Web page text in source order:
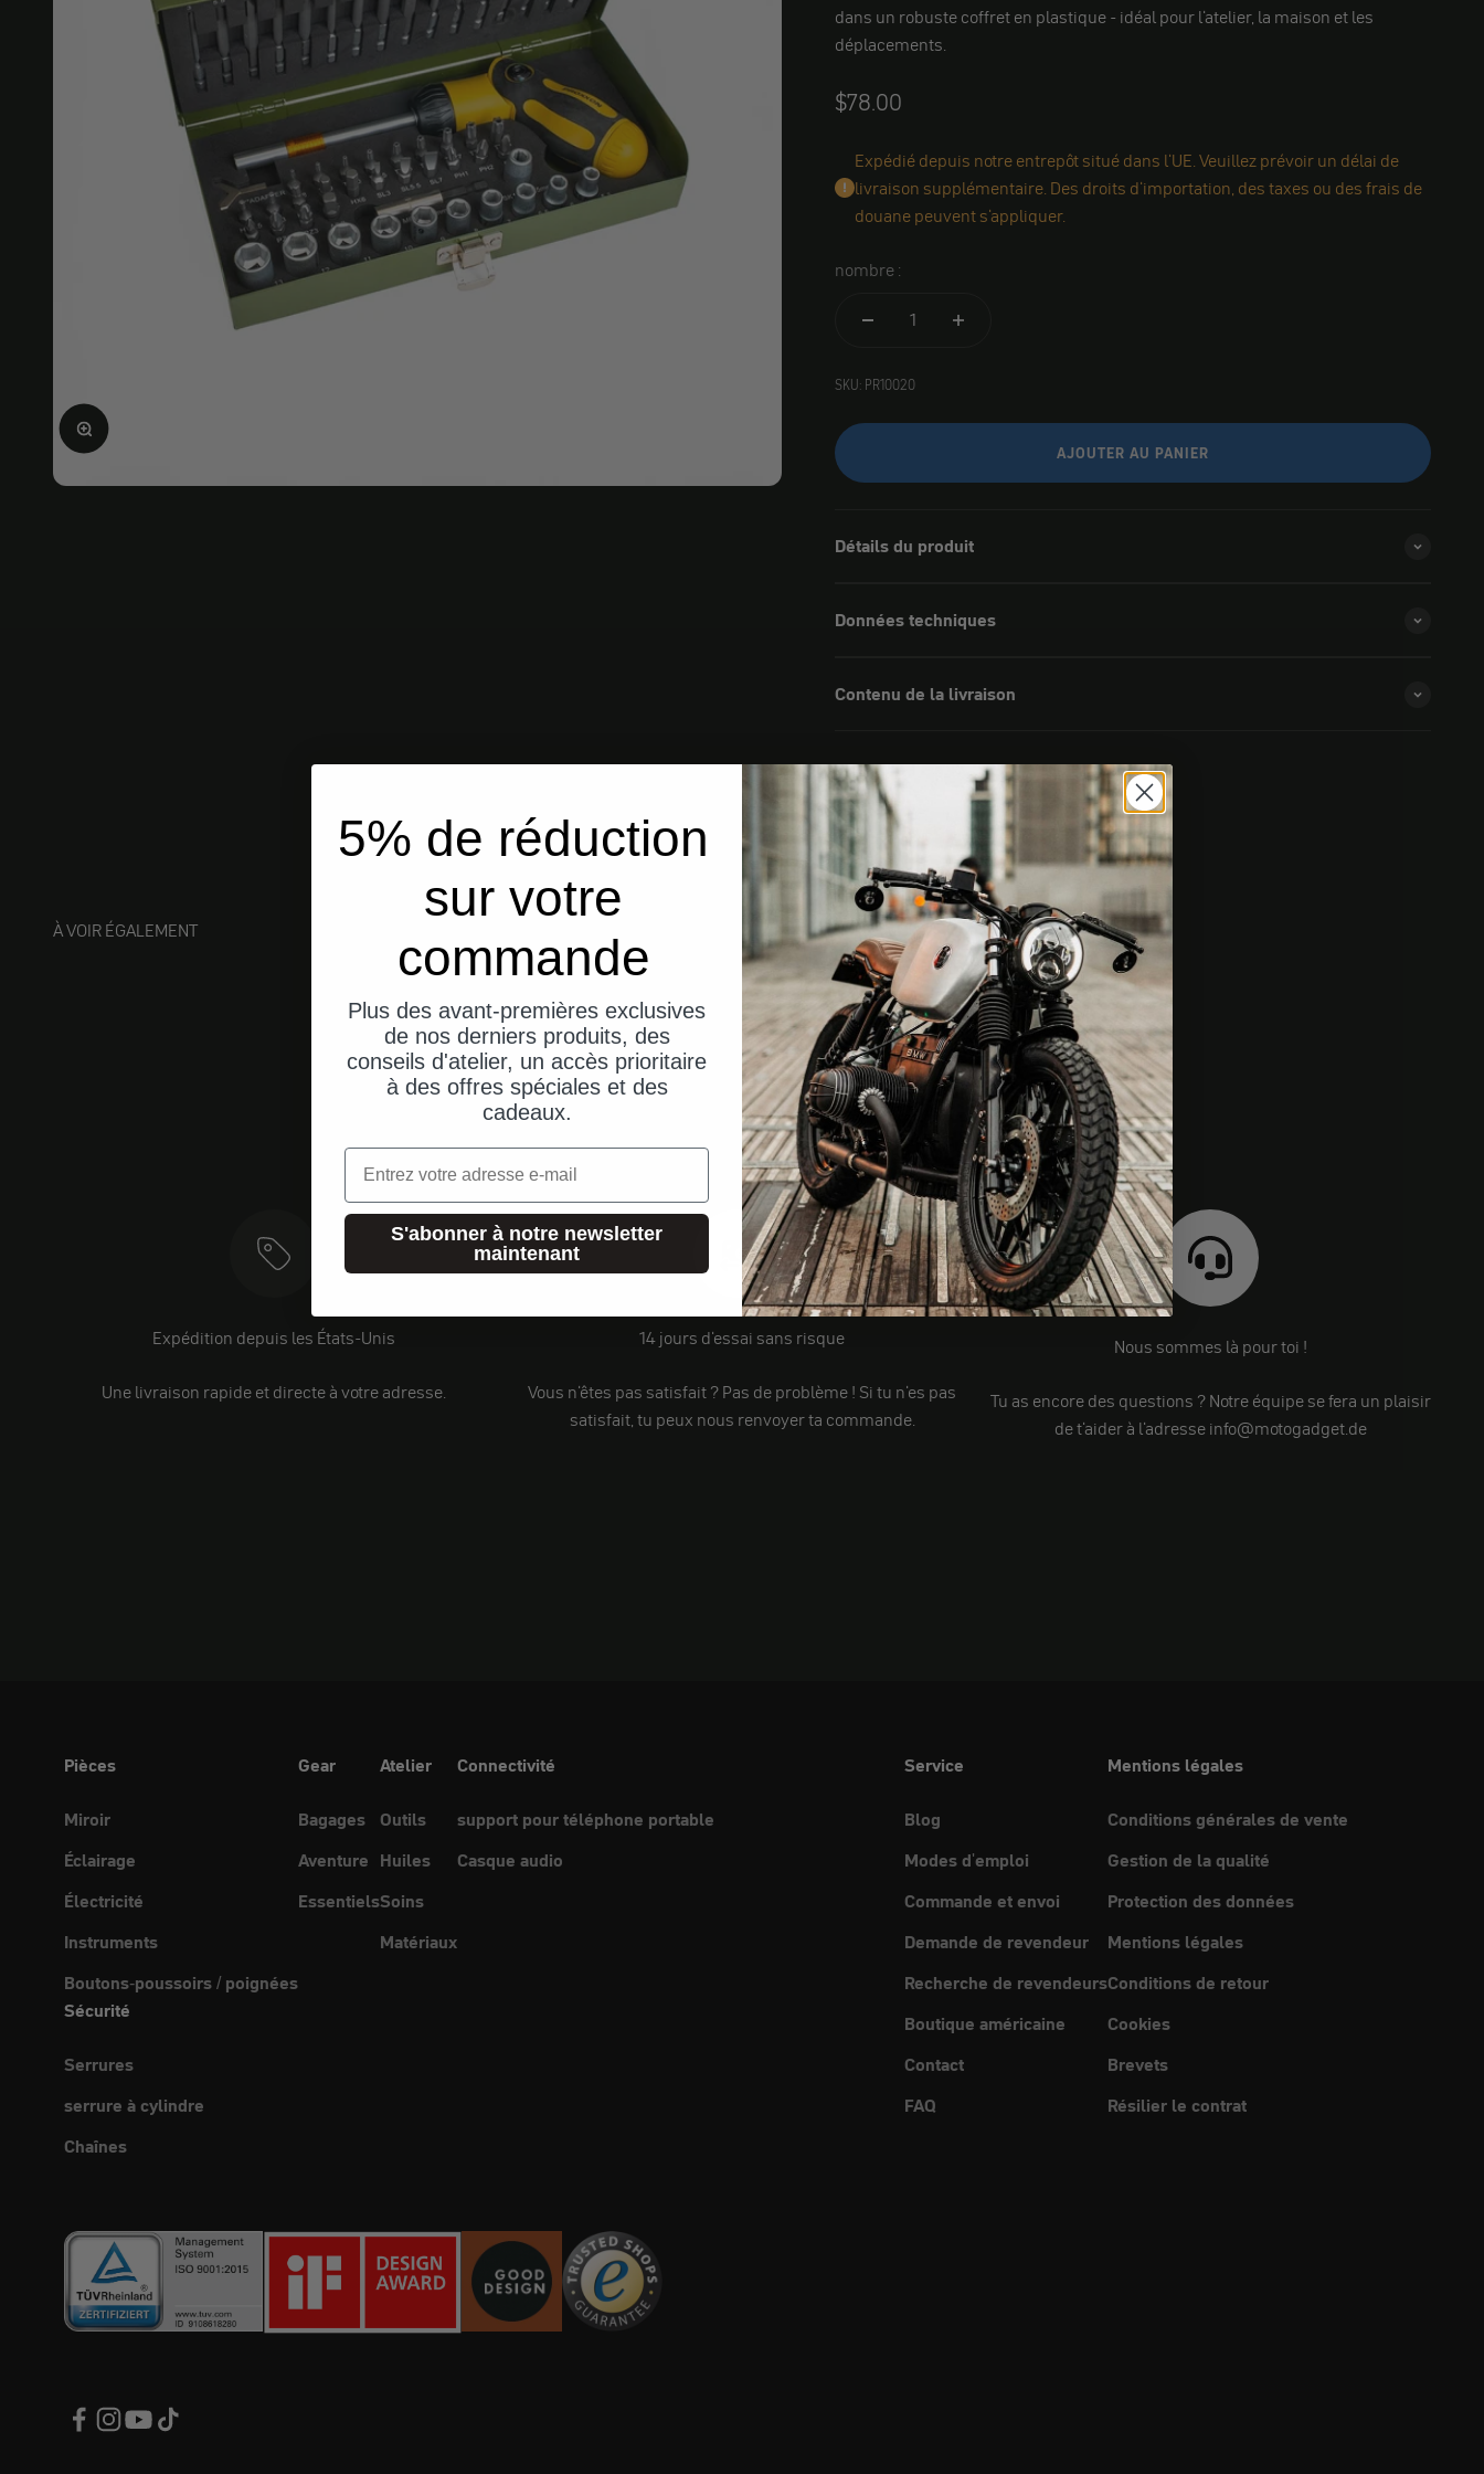
Agrandir l'image
dans un robuste coffret en plastique - idéal pour l'atelier, la maison et les
déplacements.
Angebot
$78.00
Expédié depuis notre entrepôt situé dans l'UE. Veuillez prévoir un délai de
livraison supplémentaire. Des droits d'importation, des taxes ou des frais de
douane peuvent s'appliquer.
nombre :
SKU: PR10020
AJOUTER AU PANIER
Détails du produit
Données techniques
Contenu de la livraison
À VOIR ÉGALEMENT
Expédition depuis les États-Unis
Une livraison rapide et directe à votre adresse.
14 jours d'essai sans risque
Vous n'êtes pas satisfait ? Pas de problème ! Si tu n'es pas
satisfait, tu peux nous renvoyer ta commande.
Nous sommes là pour toi !
Tu as encore des questions ? Notre équipe se fera un plaisir
de t'aider à l'adresse info@motogadget.de
Pièces
Miroir
Éclairage
Électricité
Instruments
Boutons-poussoirs / poignées
Gear
Bagages
Aventure
Essentiels
Atelier
Outils
Huiles
Soins
Matériaux
Connectivité
support pour téléphone portable
Casque audio
Sécurité
Serrures
serrure à cylindre
Chaînes
Service
Blog
Modes d'emploi
Commande et envoi
Demande de revendeur
Recherche de revendeurs
Boutique américaine
Contact
FAQ
Mentions légales
Conditions générales de vente
Gestion de la qualité
Protection des données
Mentions légales
Conditions de retour
Cookies
Brevets
Résilier le contrat
5% de réduction
sur votre
commande
Plus des avant-premières exclusives
de nos derniers produits, des
conseils d'atelier, un accès prioritaire
à des offres spéciales et des
cadeaux.
Email
S'abonner à notre newsletter
maintenant